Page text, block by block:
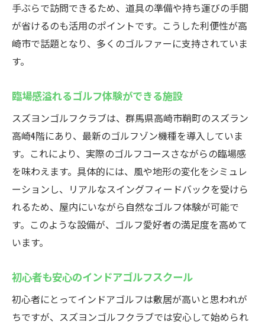
個別対応で自分に合ったレッスンが可能
初心者向けサポートが充実した施設
快適空間
インドアゴルフスクールは手軽さが魅力
快適な個室空間でリラックスしながら練習
道具不要のインドアゴルフスクール体験
ラグジュアリーな環境でのゴルフレッスン
高崎市の中心で気軽にゴルフを楽しむ
利用しやすいインドアゴルフスクールの特
ポット
インドアゴルフスクールで雨の日も快適練
習
手ぶらで訪問できるため、道具の準備や持ち運びの手間
が省けるのも活用のポイントです。こうした利便性が高
崎市で話題となり、多くのゴルファーに支持されていま
す。
臨場感溢れるゴルフ体験ができる施設
スズヨンゴルフクラブは、群馬県高崎市鞘町のスズラン
高崎4階にあり、最新のゴルフゾン機種を導入していま
す。これにより、実際のゴルフコースさながらの臨場感
を味わえます。具体的には、風や地形の変化をシミュレ
ーションし、リアルなスイングフィードバックを受けら
れるため、屋内にいながら自然なゴルフ体験が可能で
す。このような設備が、ゴルフ愛好者の満足度を高めて
います。
初心者も安心のインドアゴルフスクール
初心者にとってインドアゴルフは敷居が高いと思われが
ちですが、スズヨンゴルフクラブでは安心して始められ